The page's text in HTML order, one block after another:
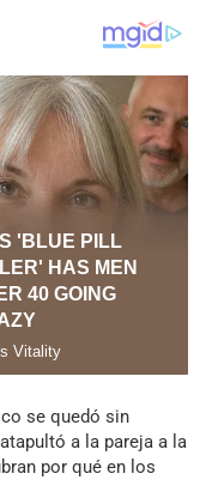
se quedó sin
a la pareja a la
por qué en los